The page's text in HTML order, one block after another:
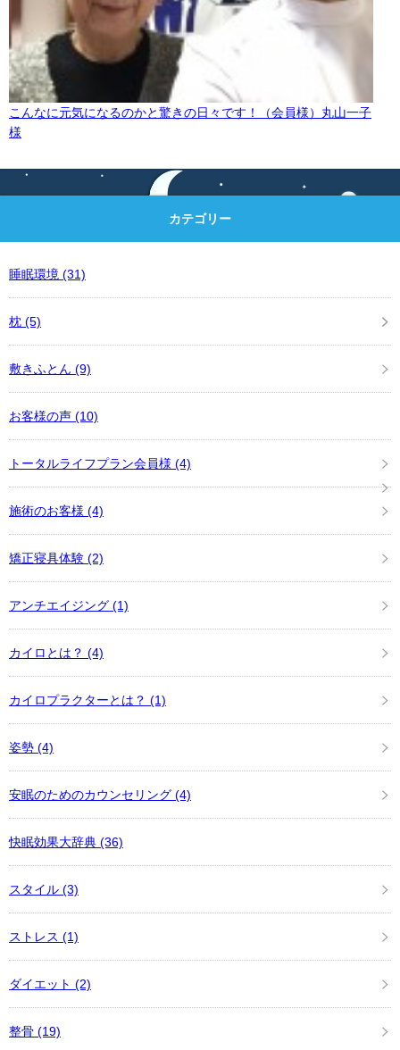
こんなに元気になるのかと驚きの日々です！（会員様）丸山一子
様
カテゴリー
睡眠環境 (31)
枕 (5)
敷きふとん (9)
お客様の声 (10)
トータルライフプラン会員様 (4)
施術のお客様 (4)
矯正寝具体験 (2)
アンチエイジング (1)
カイロとは？ (4)
カイロプラクターとは？ (1)
姿勢 (4)
安眠のためのカウンセリング (4)
快眠効果大辞典 (36)
スタイル (3)
ストレス (1)
ダイエット (2)
整骨 (19)